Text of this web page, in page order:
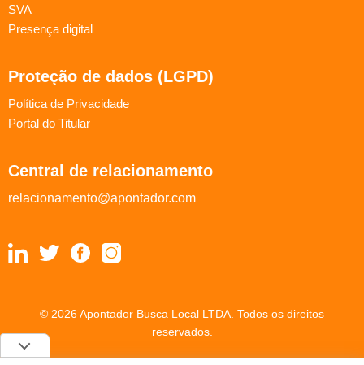
SVA
Presença digital
Proteção de dados (LGPD)
Política de Privacidade
Portal do Titular
Central de relacionamento
relacionamento@apontador.com
© 2026 Apontador Busca Local LTDA. Todos os direitos
reservados.